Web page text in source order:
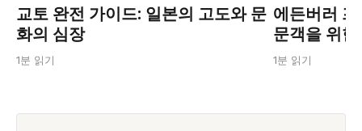
교토 완전 가이드: 일본의 고도와 문
화의 심장
1분 읽기
에든버러
문객을 위
1분 읽기